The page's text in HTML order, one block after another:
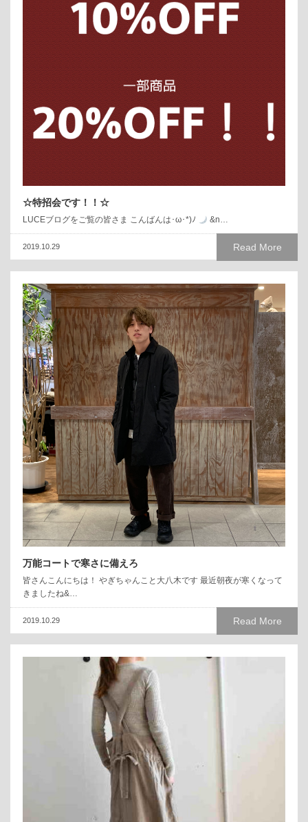
☆特招会です！！☆
LUCEブログをご覧の皆さま こんばんは･ω･*)ﾉ &n…
Read More
2019.10.29
万能コートで寒さに備えろ
皆さんこんにちは！ やぎちゃんこと大八木です 最近朝夜が寒くなって
きましたね&…
Read More
2019.10.29